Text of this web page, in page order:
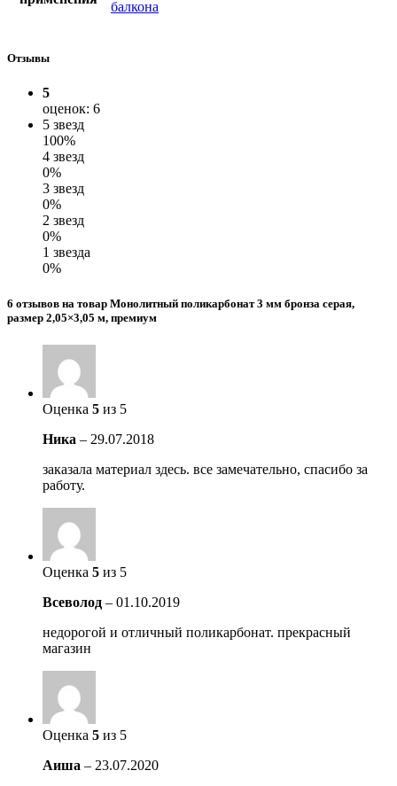
балкона
Отзывы
5
оценок: 6
5 звезд
100%
4 звезд
0%
3 звезд
0%
2 звезд
0%
1 звезда
0%
6 отзывов на товар Монолитный поликарбонат 3 мм бронза серая,
размер 2,05×3,05 м, премиум
Оценка 5 из 5
Ника – 29.07.2018
заказала материал здесь. все замечательно, спасибо за
работу.
Оценка 5 из 5
Всеволод – 01.10.2019
недорогой и отличный поликарбонат. прекрасный
магазин
Оценка 5 из 5
Аиша – 23.07.2020